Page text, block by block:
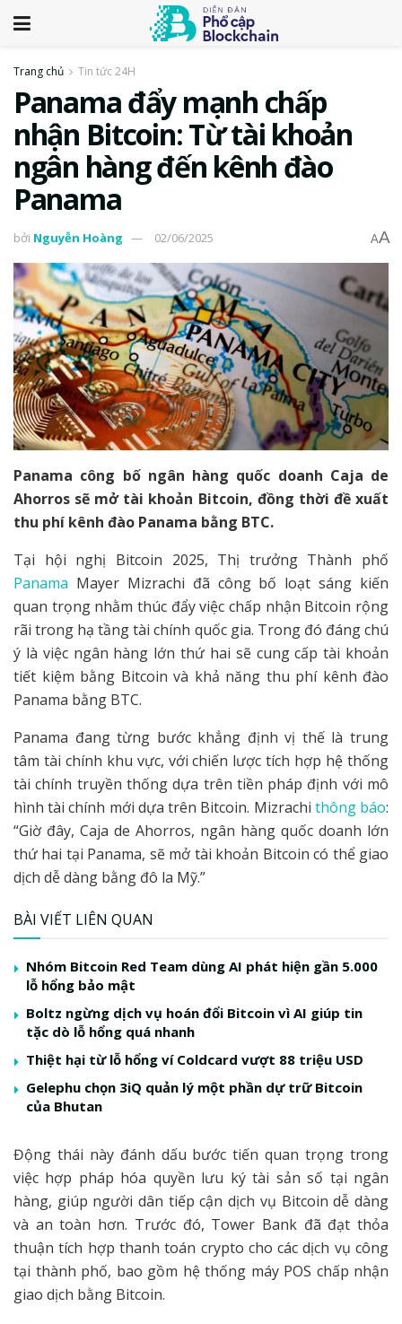
Trang chủ Tin tức 24H
Panama đẩy mạnh chấp
nhận Bitcoin: Từ tài khoản
ngân hàng đến kênh đào
Panama
bởi Nguyễn Hoàng 02/06/2025 AA
Panama công bố ngân hàng quốc doanh Caja de
Ahorros sẽ mở tài khoản Bitcoin, đồng thời đề xuất
thu phí kênh đào Panama bằng BTC.
Tại hội nghị Bitcoin 2025, Thị trưởng Thành phố
Panama Mayer Mizrachi đã công bố loạt sáng kiến
quan trọng nhằm thúc đẩy việc chấp nhận Bitcoin rộng
rãi trong hạ tầng tài chính quốc gia. Trong đó đáng chú
ý là việc ngân hàng lớn thứ hai sẽ cung cấp tài khoản
tiết kiệm bằng Bitcoin và khả năng thu phí kênh đào
Panama bằng BTC.
Panama đang từng bước khẳng định vị thế là trung
tâm tài chính khu vực, với chiến lược tích hợp hệ thống
tài chính truyền thống dựa trên tiền pháp định với mô
hình tài chính mới dựa trên Bitcoin. Mizrachi thông báo:
“Giờ đây, Caja de Ahorros, ngân hàng quốc doanh lớn
thứ hai tại Panama, sẽ mở tài khoản Bitcoin có thể giao
dịch dễ dàng bằng đô la Mỹ.”
BÀI VIẾT LIÊN QUAN
Nhóm Bitcoin Red Team dùng AI phát hiện gần 5.000
lỗ hổng bảo mật
Boltz ngừng dịch vụ hoán đổi Bitcoin vì AI giúp tin
tặc dò lỗ hổng quá nhanh
Thiệt hại từ lỗ hổng ví Coldcard vượt 88 triệu USD
Gelephu chọn 3iQ quản lý một phần dự trữ Bitcoin
của Bhutan
Động thái này đánh dấu bước tiến quan trọng trong
việc hợp pháp hóa quyền lưu ký tài sản số tại ngân
hàng, giúp người dân tiếp cận dịch vụ Bitcoin dễ dàng
và an toàn hơn. Trước đó, Tower Bank đã đạt thỏa
thuận tích hợp thanh toán crypto cho các dịch vụ công
tại thành phố, bao gồm hệ thống máy POS chấp nhận
giao dịch bằng Bitcoin.